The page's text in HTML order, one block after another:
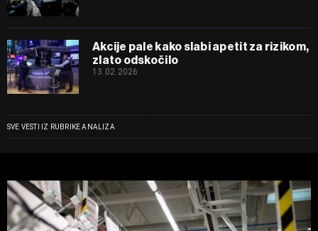
Akcije pale kako slabi apetit za rizikom,
zlato odskočilo
13.02.2026
SVE VESTI IZ RUBRIKE ANALIZA